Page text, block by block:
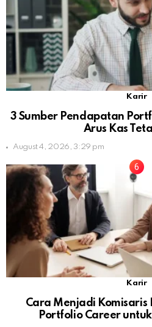
Karir
3 Sumber Pendapatan
Arus Kas
August 4, 2026, 3:29 pm
Karir
Cara Menjadi Komisaris
Portfolio Career